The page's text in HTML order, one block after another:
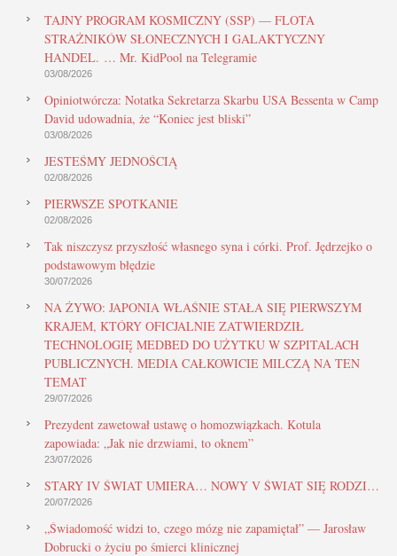
TAJNY PROGRAM KOSMICZNY (SSP) — FLOTA
STRAŻNIKÓW SŁONECZNYCH I GALAKTYCZNY
HANDEL. … Mr. KidPool na Telegramie
03/08/2026
Opiniotwórcza: Notatka Sekretarza Skarbu USA Bessenta w Camp
David udowadnia, że “Koniec jest bliski”
03/08/2026
JESTEŚMY JEDNOŚCIĄ
02/08/2026
PIERWSZE SPOTKANIE
02/08/2026
Tak niszczysz przyszłość własnego syna i córki. Prof. Jędrzejko o
podstawowym błędzie
30/07/2026
NA ŻYWO: JAPONIA WŁAŚNIE STAŁA SIĘ PIERWSZYM
KRAJEM, KTÓRY OFICJALNIE ZATWIERDZIŁ
TECHNOLOGIĘ MEDBED DO UŻYTKU W SZPITALACH
PUBLICZNYCH. MEDIA CAŁKOWICIE MILCZĄ NA TEN
TEMAT
29/07/2026
Prezydent zawetował ustawę o homozwiązkach. Kotula
zapowiada: „Jak nie drzwiami, to oknem”
23/07/2026
STARY IV ŚWIAT UMIERA… NOWY V ŚWIAT SIĘ RODZI…
20/07/2026
„Świadomość widzi to, czego mózg nie zapamiętał” — Jarosław
Dobrucki o życiu po śmierci klinicznej